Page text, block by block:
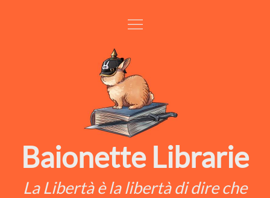
Baionette Librarie
La Libertà è la libertà di dire che